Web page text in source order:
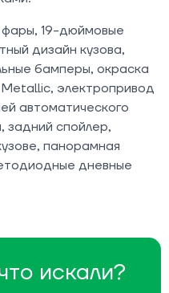
искали?
19-дюймовые
дизайн кузова,
бамперы, окраска
электропривод
автоматического
задний спойлер,
панорамная
дневные